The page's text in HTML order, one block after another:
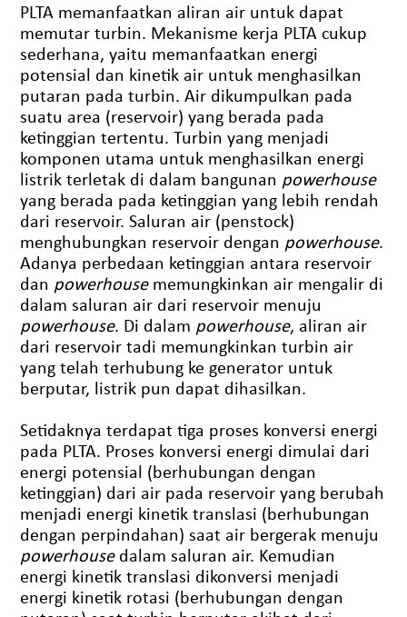
PLTA memanfaatkan aliran air untuk dapat
memutar turbin. Mekanisme kerja PLTA cukup
sederhana, yaitu memanfaatkan energi
potensial dan kinetik air untuk menghasilkan
putaran pada turbin. Air dikumpulkan pada
suatu area (reservoir) yang berada pada
ketinggian tertentu. Turbin yang menjadi
komponen utama untuk menghasilkan energi
listrik terletak di dalam bangunan powerhouse
yang berada pada ketinggian yang lebih rendah
dari reservoir. Saluran air (penstock)
menghubungkan reservoir dengan powerhouse.
Adanya perbedaan ketinggian antara reservoir
dan powerhousememungkinkan air mengalir di
dalam saluran air dari reservoir menuju
powerhouse. Di dalam powerhouse, aliran air
dari reservoir tadi memungkinkan turbin air
yang telah terhubung ke generator untuk
berputar, listrik pun dapat dihasilkan.
Setidaknya terdapat tiga proses konversi energi
pada PLTA. Proses konversi energi dimulai dari
energi potensial (berhubungan dengan
ketinggian) dari air pada reservoir yang berubah
menjadi energi kinetik translasi (berhubungan
dengan perpindahan) saat air bergerak menuju
powerhousedalam saluran air. Kemudian
energi kinetik translasi dikonversi menjadi
energi kinetik rotasi (berhubungan dengan